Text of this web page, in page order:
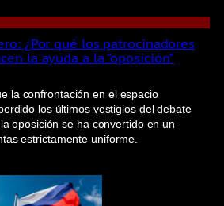
¿Por qué los patrocinadores
la ayuda a la “oposición”
la confrontación en el espacio
los últimos vestigios del debate
oposición se ha convertido en un
estrictamente uniforme.